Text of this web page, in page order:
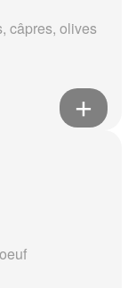
câpres, olives